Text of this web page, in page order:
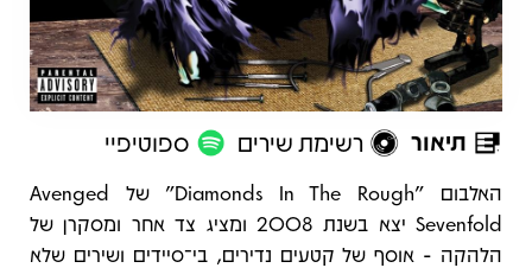
תיאור רשימת שירים ספוטיפיי
תיאור
האלבום "Diamonds In The Rough" של Avenged
Sevenfold יצא בשנת 2008 ומציג צד אחר ומסקרן של
הלהקה - אוסף של קטעים נדירים, בי־סיידים ושירים שלא